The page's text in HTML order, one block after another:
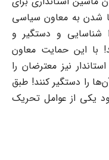
شدن به معاون سیاسی
شناسایی و دستگیر و
با این حمایت معاون
نیز معترضان را
را دستگیر کنند! طبق
یکی از عوامل تحریک